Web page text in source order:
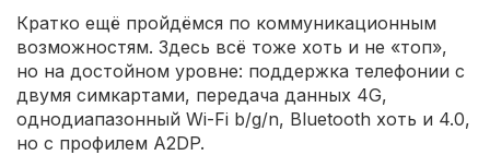
Кратко ещё пройдёмся по коммуникационным
возможностям. Здесь всё тоже хоть и не «топ»,
но на достойном уровне: поддержка телефонии с
двумя симкартами, передача данных 4G,
однодиапазонный Wi-Fi b/g/n, Bluetooth хоть и 4.0,
но с профилем A2DP.